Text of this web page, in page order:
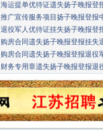
海运提单优待证遗失扬子晚报登
推广宣传服务项目扬子晚报登报
退役军人优待证挂失扬子晚报登
购房合同遗失扬子晚报登报挂失
购房合同遗失扬子晚报登报退役
财务专用章遗失扬子晚报登报退